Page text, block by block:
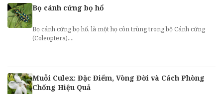
Bọ cánh cứng bọ hổ
Bọ cánh cứng bọ hổ, là một họ côn trùng trong bộ Cánh cứng
(Coleoptera)....
Muỗi Culex: Đặc Điểm, Vòng Đời và Cách Phòng
Chống Hiệu Quả